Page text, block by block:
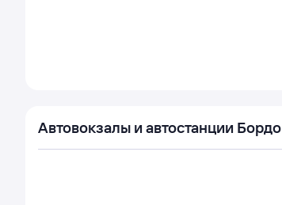
Автовокзалы и автостанции Бордо